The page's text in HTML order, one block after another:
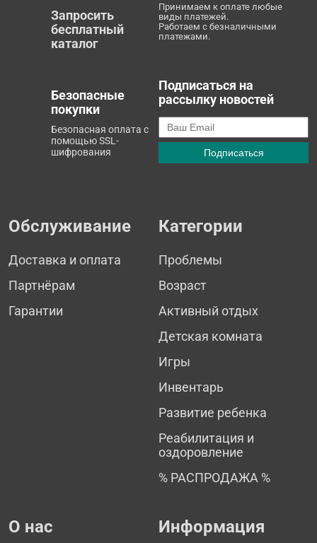
Запросить
бесплатный
каталог
Принимаем к оплате любые
виды платежей.
Работаем с безналичными
платежами.
Безопасные
покупки
Безопасная оплата с
помощью SSL-
шифрования
Подписаться на
рассылку новостей
Обслуживание
Доставка и оплата
Партнёрам
Гарантии
Категории
Проблемы
Возраст
Активный отдых
Детская комната
Игры
Инвентарь
Развитие ребенка
Реабилитация и
оздоровление
% РАСПРОДАЖА %
О нас Информация